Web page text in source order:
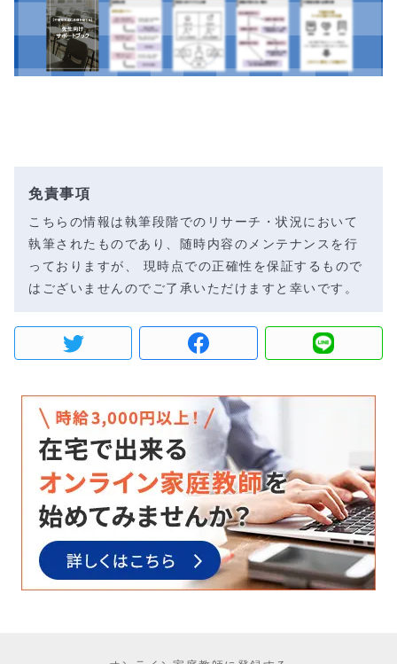
免責事項
こちらの情報は執筆段階でのリサーチ・状況において
執筆されたものであり、随時内容のメンテナンスを行
っておりますが、 現時点での正確性を保証するもので
はございませんのでご了承いただけますと幸いです。